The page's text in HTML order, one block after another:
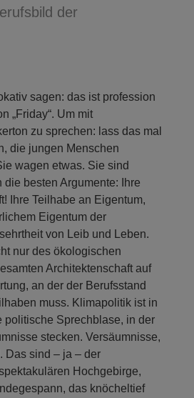
der
sagen: das ist profession
„Friday“. Um mit
zu sprechen: lass das mal
die jungen Menschen
wagen etwas. Sie sind
besten Argumente: Ihre
Ihre Teilhabe an Eigentum,
Eigentum der
von Leib und Leben.
nur des ökologischen
Architektenschaft auf
an der der Berufsstand
muss. Klimapolitik ist in
politische Sprechblase, in der
stecken. Versäumnisse,
Das sind – ja – der
Hochgebirge,
das knöcheltief